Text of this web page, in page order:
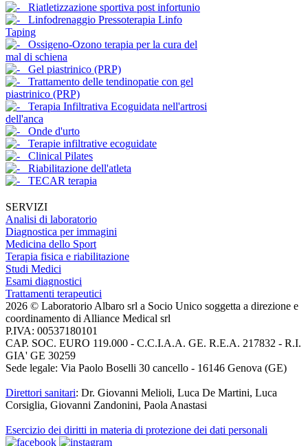
Riatletizzazione sportiva post infortunio
Linfodrenaggio Pressoterapia Linfo
Taping
Ossigeno-Ozono terapia per la cura del
mal di schiena
Gel piastrinico (PRP)
Trattamento delle tendinopatie con gel
piastrinico (PRP)
Terapia Infiltrativa Ecoguidata nell'artrosi
dell'anca
Onde d'urto
Terapie infiltrative ecoguidate
Clinical Pilates
Riabilitazione dell'atleta
TECAR terapia
SERVIZI
Analisi di laboratorio
Diagnostica per immagini
Medicina dello Sport
Terapia fisica e riabilitazione
Studi Medici
Esami diagnostici
Trattamenti terapeutici
2026 © Laboratorio Albaro srl a Socio Unico soggetta a direzione e
coordinamento di Alliance Medical srl
P.IVA: 00537180101
CAP. SOC. EURO 119.000 - C.C.I.A.A. GE. R.E.A. 217832 - R.I.
GIA' GE 30259
Sede legale: Via Paolo Boselli 30 cancello - 16146 Genova (GE)
Direttori sanitari: Dr. Giovanni Melioli, Luca De Martini, Luca
Corsiglia, Giovanni Zandonini, Paola Anastasi
Esercizio dei diritti in materia di protezione dei dati personali